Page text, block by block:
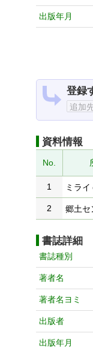
出版年月
登録
資料情報
No.
1 ミライ
2 郷土セ
書誌詳細
書誌種別
著者名
著者名ヨミ
出版者
出版年月